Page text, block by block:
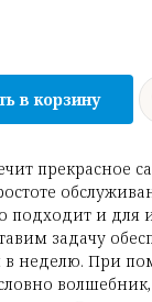
в корзину
прекрасное
подходит и для
задачу
в неделю. При